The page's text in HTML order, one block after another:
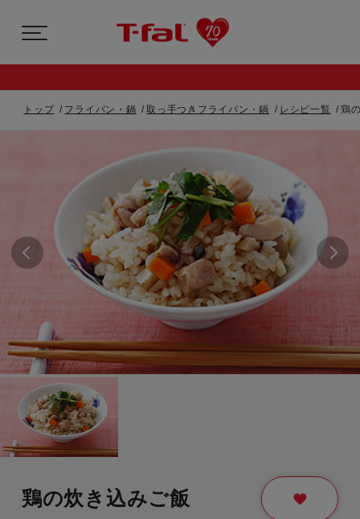
トップ フライパン・鍋 取っ手つきフライパン・鍋 レシピ一覧 鶏
鶏の炊き込みご飯